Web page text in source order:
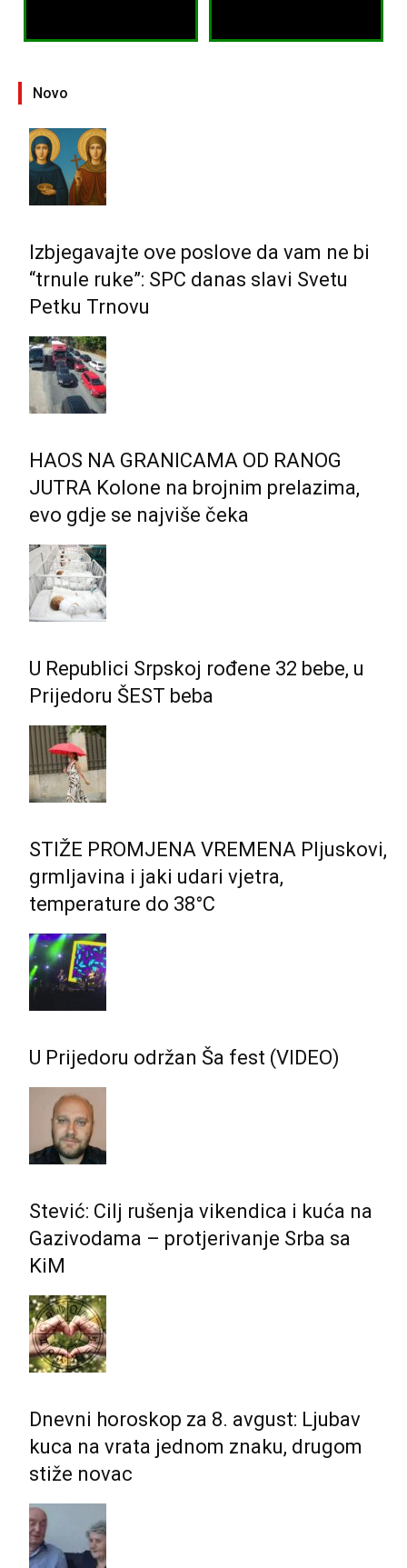
Novo
Izbjegavajte ove poslove da vam ne bi
“trnule ruke”: SPC danas slavi Svetu
Petku Trnovu
HAOS NA GRANICAMA OD RANOG
JUTRA Kolone na brojnim prelazima,
evo gdje se najviše čeka
U Republici Srpskoj rođene 32 bebe, u
Prijedoru ŠEST beba
STIŽE PROMJENA VREMENA Pljuskovi,
grmljavina i jaki udari vjetra,
temperature do 38°C
U Prijedoru održan Ša fest (VIDEO)
Stević: Cilj rušenja vikendica i kuća na
Gazivodama – protjerivanje Srba sa
KiM
Dnevni horoskop za 8. avgust: Ljubav
kuca na vrata jednom znaku, drugom
stiže novac